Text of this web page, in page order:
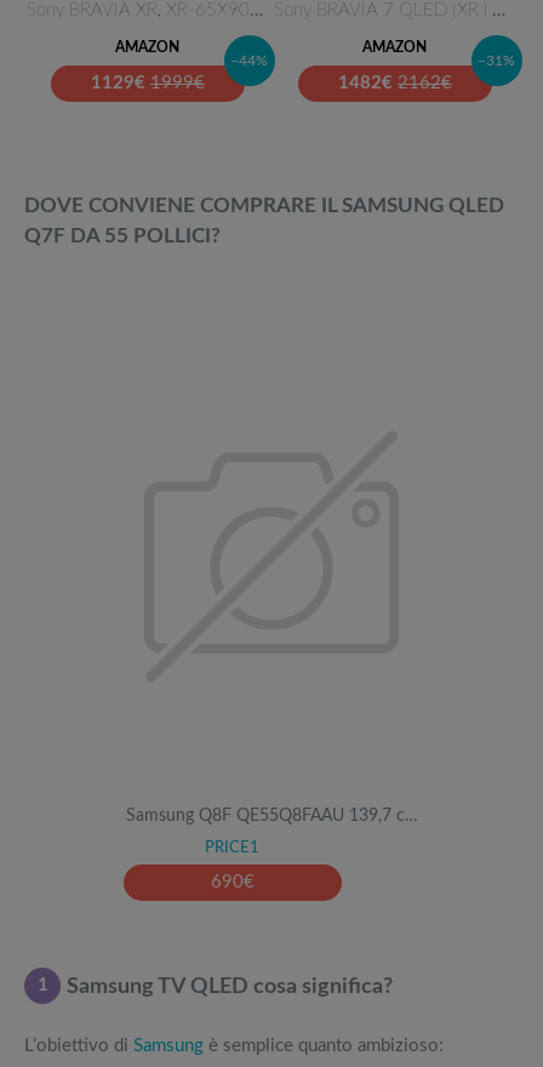
Sony BRAVIA XR, XR-65X90L, Ful…
AMAZON
1129€ 1999€
–44%
Sony BRAVIA 7 QLED (XR l Mini …
AMAZON
1482€ 2162€
–31%
DOVE CONVIENE COMPRARE IL SAMSUNG QLED
Q7F DA 55 POLLICI?
Samsung Q8F QE55Q8FAAU 139,7 c…
PRICE1
690€
1 Samsung TV QLED cosa significa?
L’obiettivo di Samsung è semplice quanto ambizioso: